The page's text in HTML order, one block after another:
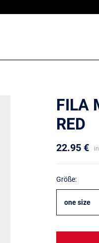
FILA
RED
22.95 €
Größe:
one size